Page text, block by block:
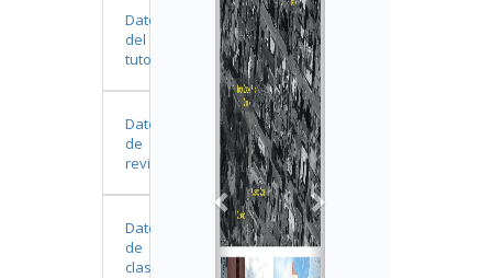
Datos
del
tutor
Datos
de
revisión
Datos
de
clasificación